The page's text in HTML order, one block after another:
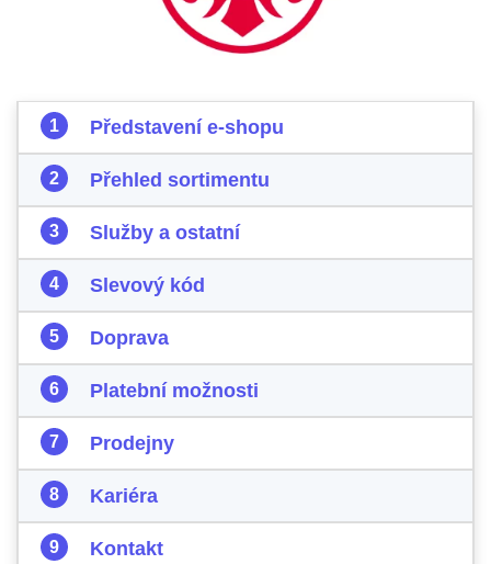
Představení e-shopu
Přehled sortimentu
Služby a ostatní
Slevový kód
Doprava
Platební možnosti
Prodejny
Kariéra
Kontakt